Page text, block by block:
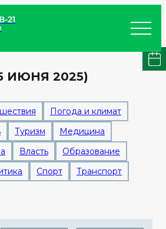
21
ИЮНЯ 2025)
Погода и климат
Туризм
Медицина
Власть
Образование
Спорт
Транспорт